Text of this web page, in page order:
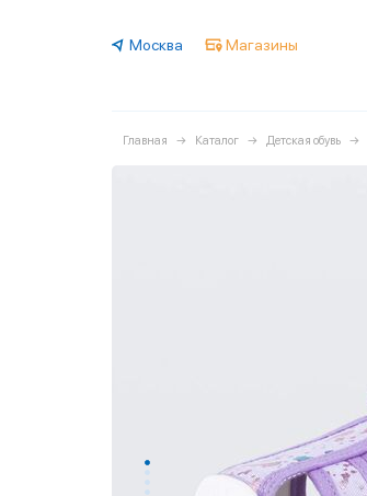
Москва Магазины
Главная Каталог Детская обувь